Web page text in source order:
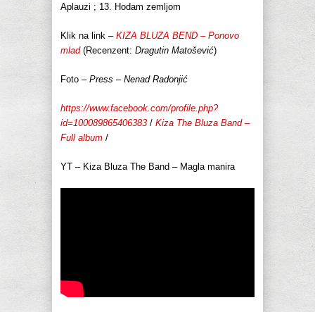
Aplauzi ; 13. Hodam zemljom
Klik na link – KIZA BLUZA BEND – Ponovo
mlad(Recenzent: Dragutin Matošević)
Foto – Press – Nenad Radonjić
https://www.facebook.com/profile.php?
id=100089865406383 / Kiza The Bluza Band –
Full album /
YT – Kiza Bluza The Band – Magla manira